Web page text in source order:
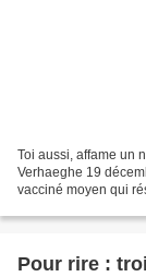
Toi aussi, affame un
Verhaeghe 19
vacciné moyen qui
Pour rire :